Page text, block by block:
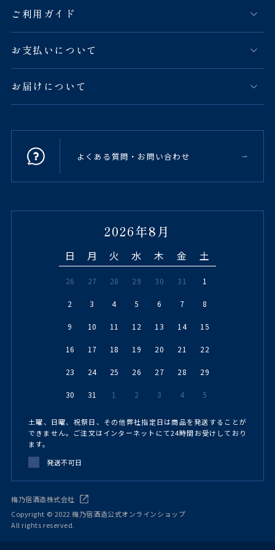
ご利用ガイド
お支払いについて
お届けについて
よくある質問・お問い合わせ
2026年8月
日 月 火 水 木 金 土
26 27 28 29 30 31 1
2 3 4 5 6 7 8
9 10 11 12 13 14 15
16 17 18 19 20 21 22
23 24 25 26 27 28 29
30 31 1 2 3 4 5
土曜、日曜、祝祭日、その他弊社指定日は商品を発送することが
できません。ご注文はインターネットにて24時間お受けしており
ます。
発送不可日
梅乃宿酒造株式会社
Copyright © 2022 梅乃宿酒造公式オンラインショップ
All rights reserved.